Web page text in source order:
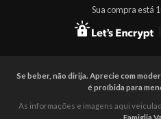
Sua compra está
Se beber, não dirija. Aprecie com
é proíbida para
As informações e imagens aqui
Famiglia